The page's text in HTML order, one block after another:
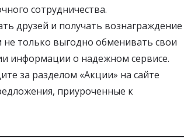
сотрудничества.
друзей и получать вознаграждение
только выгодно обменивать свои
информации о надежном сервисе.
за разделом «Акции» на сайте
приуроченные к